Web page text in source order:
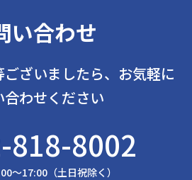
い合わせ
ざいましたら、お気軽に
合わせください
818-8002
～17:00（土日祝除く）